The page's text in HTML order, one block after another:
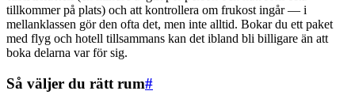
tillkommer på plats) och att kontrollera om frukost ingår — i
mellanklassen gör den ofta det, men inte alltid. Bokar du ett paket
med flyg och hotell tillsammans kan det ibland bli billigare än att
boka delarna var för sig.
Så väljer du rätt rum#